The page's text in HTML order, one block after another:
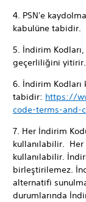
4. PSN'e
kabulüne tabidir.
5. İndirim
geçerliliğini yitirir.
6. İndirim Kodları
tabidir: https://
code-terms-and-
7. Her İndirim
kullanılabilir. Her
kullanılabilir.
birleştirilemez.
alternatifi
durumlarında